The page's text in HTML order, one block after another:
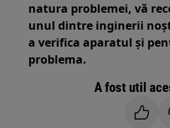
natura problemei, vă
unul dintre inginerii
a verifica aparatul și
problema.
A fost util